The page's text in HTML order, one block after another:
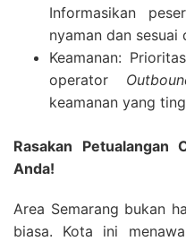
Informasikan
nyaman dan
Keamanan:
operator
keamanan yang
Rasakan Petualangan
Anda!
Area Semarang bukan
biasa. Kota ini